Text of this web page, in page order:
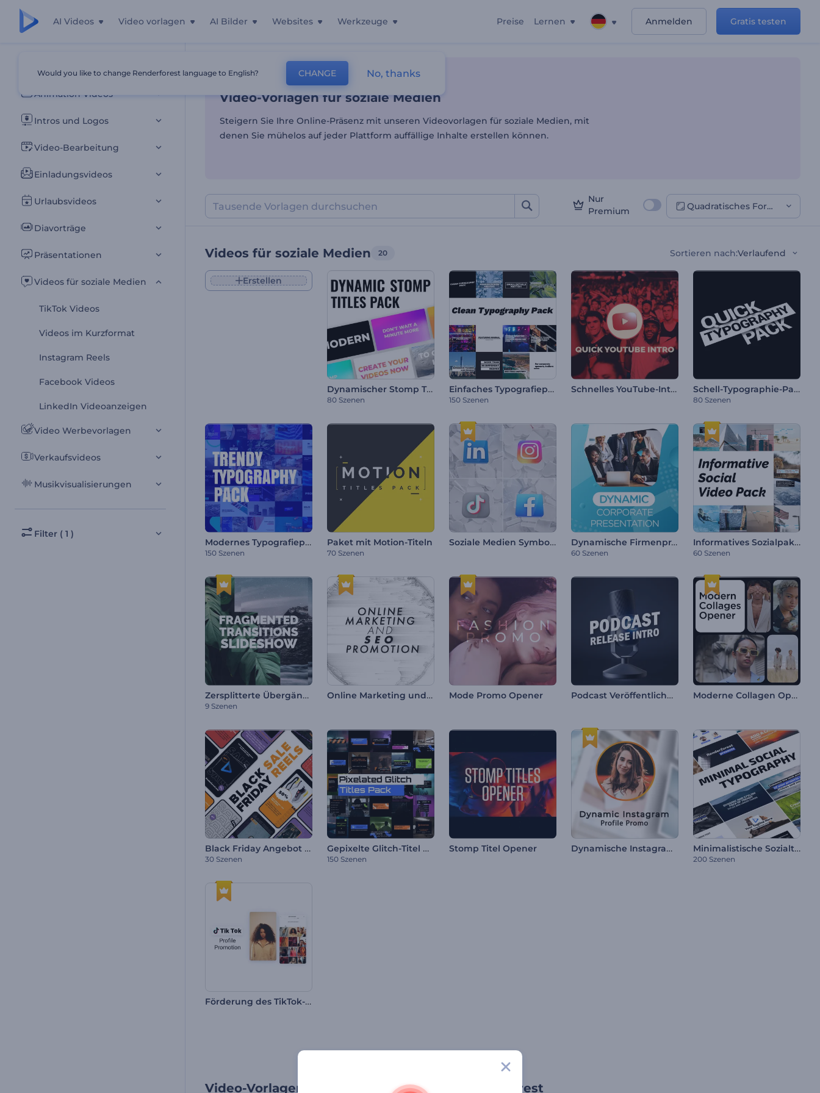
AI Videos Video vorlagen AI Bilder Websites Werkzeuge Preise Lernen Anmelden Gratis testen
Alle Vorlagen
Animation Videos
Intros und Logos
Video-Bearbeitung
Einladungsvideos
Urlaubsvideos
Diavorträge
Präsentationen
Videos für soziale Medien
TikTok Videos
Videos im Kurzformat
Instagram Reels
Facebook Videos
LinkedIn Videoanzeigen
Video Werbevorlagen
Verkaufsvideos
Musikvisualisierungen
Filter ( 1 )
Video-Vorlagen für soziale Medien
Startseite Videos Für Soziale Medien
Video-Vorlagen für soziale Medien
Steigern Sie Ihre Online-Präsenz mit unseren Videovorlagen für soziale Medien, mit
denen Sie mühelos auf jeder Plattform auffällige Inhalte erstellen können.
Nur
Premium
Quadratisches Format
Videos für soziale Medien 20 Sortieren nach:Verlaufend
Erstellen
Dynamischer Stomp Titelpaket
80 Szenen
Einfaches Typografiepaket
150 Szenen
Schnelles YouTube-Intro Schell-Typographie-Paket
80 Szenen
Modernes Typografiepaket
150 Szenen
Paket mit Motion-Titeln
70 Szenen
Soziale Medien Symbole-Intro Dynamische Firmenpräsentation
60 Szenen
Informatives Sozialpaket
60 Szenen
Zersplitterte Übergänge Diashow
9 Szenen
Online Marketing und SEO Werbung Mode Promo Opener Podcast Veröffentlichung Intro Moderne Collagen Opener
Black Friday Angebot Reels
30 Szenen
Gepixelte Glitch-Titel Paket
150 Szenen
Stomp Titel Opener Dynamische Instagram-Profil-Promo Minimalistische Sozialtypografie
200 Szenen
Förderung des TikTok-Profils
Video-Vorlagen für soziale Medien von Renderforest
Would you like to change Renderforest language to English? CHANGE No, thanks